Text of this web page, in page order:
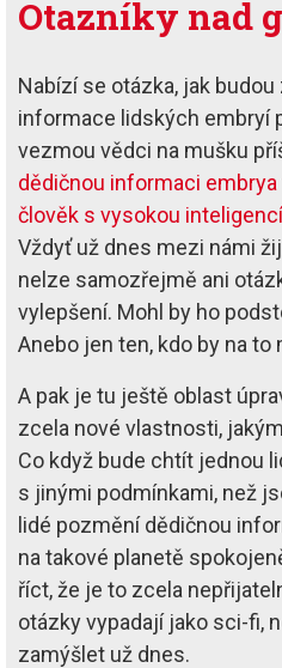
Otazníky nad
Nabízí se otázka, jak
informace lidských embryí
vezmou vědci na mušku
dědičnou informaci embrya
člověk s vysokou
Vždyť už dnes mezi námi
nelze samozřejmě ani
vylepšení. Mohl by ho
Anebo jen ten, kdo by na to
A pak je tu ještě oblast
zcela nové vlastnosti,
Co když bude chtít jednou
s jinými podmínkami, než
lidé pozmění dědičnou
na takové planetě
říct, že je to zcela
otázky vypadají jako sci-fi,
zamýšlet už dnes.